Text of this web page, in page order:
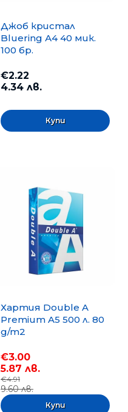
Джоб кристал
Bluering А4 40 мик.
100 бр.
€2.22
4.34 лв.
Хартия Double A
Premium A5 500 л. 80
g/m2
€3.00
5.87 лв.
€4.91
9.60 лв.